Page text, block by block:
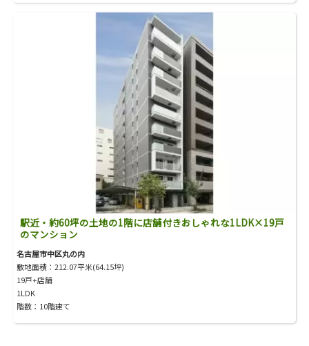
駅近・約60坪の土地の1階に店舗付きおしゃれな1LDK×19戸
のマンション
名古屋市中区丸の内
敷地面積：212.07平米(64.15坪)
19戸+店舗
1LDK
階数：10階建て